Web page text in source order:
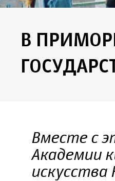
В
Вместе с
Академии
искусства